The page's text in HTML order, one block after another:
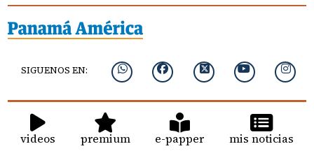
SIGUENOS EN:
videos premium e-papper mis noticias